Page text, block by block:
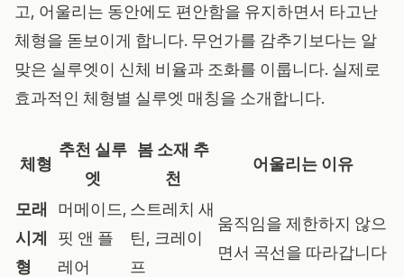
고, 어울리는 동안에도 편안함을 유지하면서 타고난
체형을 돋보이게 합니다. 무언가를 감추기보다는 알
맞은 실루엣이 신체 비율과 조화를 이룹니다. 실제로
효과적인 체형별 실루엣 매칭을 소개합니다.
체형
추천 실루
엣
봄 소재 추
천
어울리는 이유
모래
시계
형
머메이드,
핏 앤 플
레어
스트레치 새
틴, 크레이
프
움직임을 제한하지 않으
면서 곡선을 따라갑니다